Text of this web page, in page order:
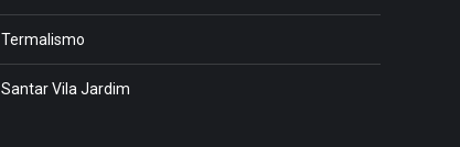
Termalismo
Santar Vila Jardim